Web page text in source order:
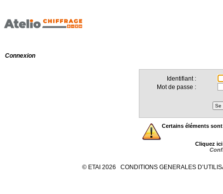
Connexion
Identifiant :
Mot de passe :
Certains éléments
Cliquez
© ETAI 2026 CONDITIONS GENERALES